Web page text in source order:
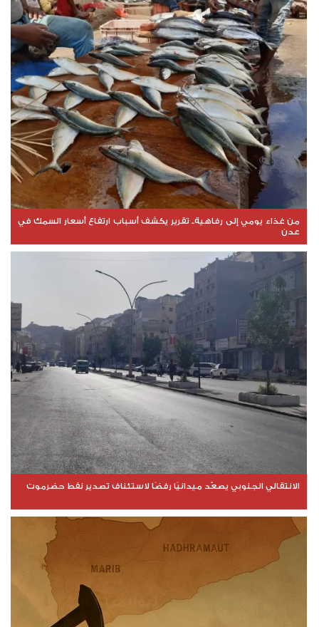
من غذاء يومي إلى رفاهية.. تقرير يكشف أسباب ارتفاع أسعار السمك في
عدن
الانتقالي الجنوبي يصعّد ميدانيًا رفضًا لاستئناف تصدير نفط حضرموت